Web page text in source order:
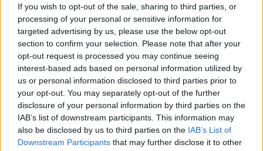
If you wish to opt-out of the sale, sharing to third parties, or
processing of your personal or sensitive information for
targeted advertising by us, please use the below opt-out
section to confirm your selection. Please note that after your
opt-out request is processed you may continue seeing
interest-based ads based on personal information utilized by
us or personal information disclosed to third parties prior to
your opt-out. You may separately opt-out of the further
disclosure of your personal information by third parties on the
IAB’s list of downstream participants. This information may
also be disclosed by us to third parties on the IAB’s List of
Downstream Participants that may further disclose it to other
di cloud sovrano e collaborativo, che valorizza le
competenze già presenti in Europa e promuove una
competizione globale più equa.
AUTORE
Matteo Pellegrino
Matteo Pellegrino ha organizzato una sfilata
pop-up nei vicoli del Quartieri Spagnoli per
promuovere giovani designer; è editorialista